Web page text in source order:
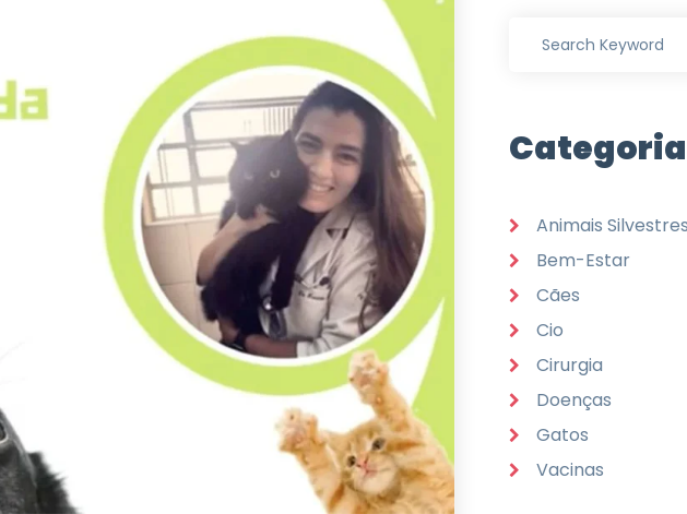
Categoria
Animais Silvestres
Bem-Estar
Cães
Cio
Cirurgia
Doenças
Gatos
Vacinas